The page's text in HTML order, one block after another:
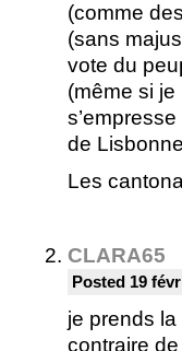
(comme
(sans
vote du
(même si
de
Les
CLARA65
Posted 19
je prends
contraire